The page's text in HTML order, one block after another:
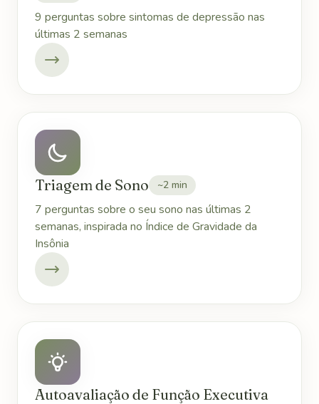
9 perguntas sobre sintomas de depressão nas
últimas 2 semanas
Triagem de Sono ~2 min
7 perguntas sobre o seu sono nas últimas 2
semanas, inspirada no Índice de Gravidade da
Insônia
Autoavaliação de Função Executiva